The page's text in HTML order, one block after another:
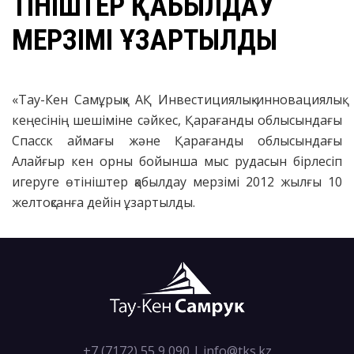
МЕРЗІМІ ҰЗАРТЫЛДЫ
«Тау-Кен Самұрық» АҚ Инвестициялық-инновациялық
кеңесінің шешіміне сәйкес, Қарағанды облысындағы
Спасск аймағы және Қарағанды облысындағы
Алайғыр кен орны бойынша мыс рудасын бірлесіп
игеруге өтініштер қабылдау мерзімі 2012 жылғы 10
желтоқсанға дейін ұзартылды.